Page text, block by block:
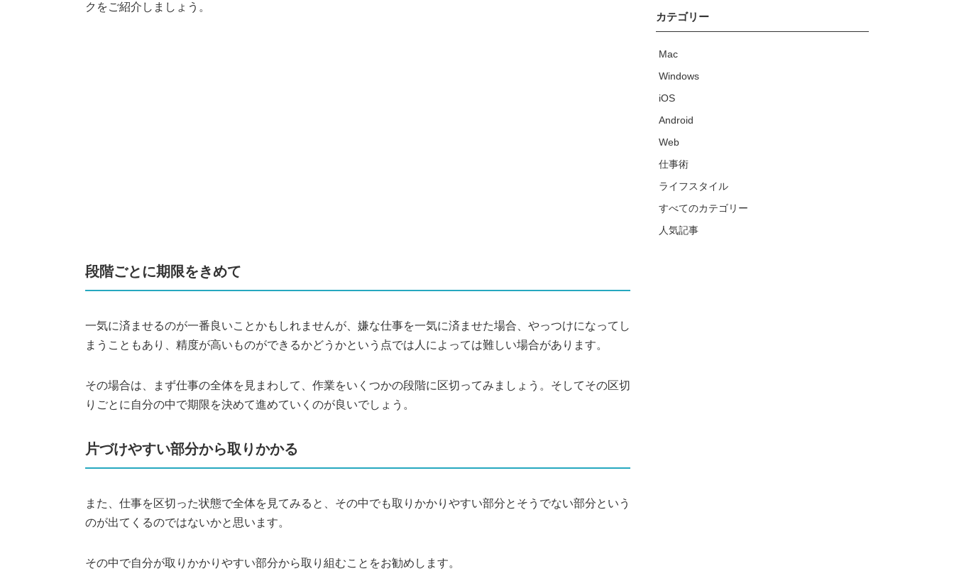
クをご紹介しましょう。
段階ごとに期限をきめて
一気に済ませるのが一番良いことかもしれませんが、嫌な仕事を一気に済ませた場合、やっつけになってし
まうこともあり、精度が高いものができるかどうかという点では人によっては難しい場合があります。
その場合は、まず仕事の全体を見まわして、作業をいくつかの段階に区切ってみましょう。そしてその区切
りごとに自分の中で期限を決めて進めていくのが良いでしょう。
片づけやすい部分から取りかかる
また、仕事を区切った状態で全体を見てみると、その中でも取りかかりやすい部分とそうでない部分という
のが出てくるのではないかと思います。
その中で自分が取りかかりやすい部分から取り組むことをお勧めします。
カテゴリー
Mac
Windows
iOS
Android
Web
仕事術
ライフスタイル
すべてのカテゴリー
人気記事